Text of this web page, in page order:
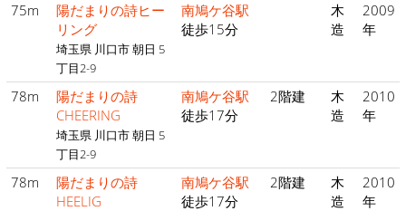
75m
陽だまりの詩ヒー
リング
埼玉県 川口市 朝日 5
丁目2-9
南鳩ケ谷駅
徒歩15分
木
造
2009
年
78m
陽だまりの詩
CHEERING
埼玉県 川口市 朝日 5
丁目2-9
南鳩ケ谷駅
徒歩17分
2階建
木
造
2010
年
78m
陽だまりの詩
HEELIG
南鳩ケ谷駅
徒歩17分
2階建
木
造
2010
年